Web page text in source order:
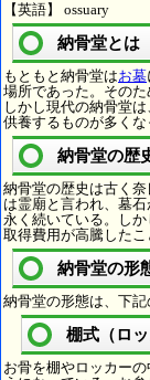
【英語】 ossuary
納骨堂とは
もともと納骨堂はお墓
場所であった。そのた
しかし現代の納骨堂
供養するものが多くな
納骨堂の歴
納骨堂の歴史は古く
は霊廟と言われ、墓
永く続いている。し
取得費用が高騰したこ
納骨堂の形
納骨堂の形態は、下記
棚式（ロ
お骨を棚やロッカー